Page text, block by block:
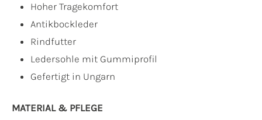
Hoher Tragekomfort
Antikbockleder
Rindfutter
Ledersohle mit Gummiprofil
Gefertigt in Ungarn
MATERIAL & PFLEGE